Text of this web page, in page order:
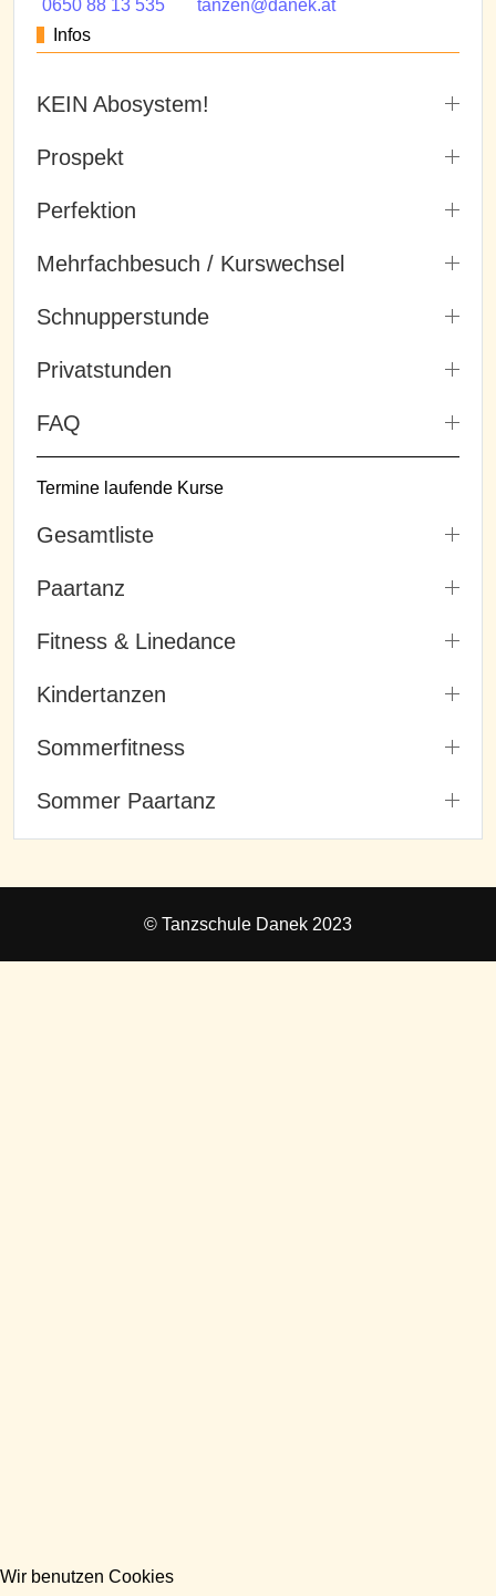
0650 88 13 535
tanzen@danek.at
Infos
KEIN Abosystem!
Prospekt
Perfektion
Mehrfachbesuch / Kurswechsel
Schnupperstunde
Privatstunden
FAQ
Termine laufende Kurse
Gesamtliste
Paartanz
Fitness & Linedance
Kindertanzen
Sommerfitness
Sommer Paartanz
© Tanzschule Danek 2023
Wir benutzen Cookies